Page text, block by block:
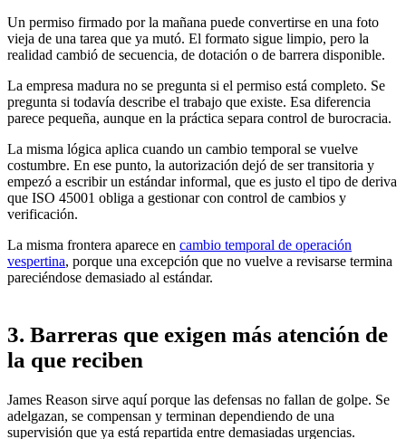
Un permiso firmado por la mañana puede convertirse en una foto
vieja de una tarea que ya mutó. El formato sigue limpio, pero la
realidad cambió de secuencia, de dotación o de barrera disponible.
La empresa madura no se pregunta si el permiso está completo. Se
pregunta si todavía describe el trabajo que existe. Esa diferencia
parece pequeña, aunque en la práctica separa control de burocracia.
La misma lógica aplica cuando un cambio temporal se vuelve
costumbre. En ese punto, la autorización dejó de ser transitoria y
empezó a escribir un estándar informal, que es justo el tipo de deriva
que ISO 45001 obliga a gestionar con control de cambios y
verificación.
La misma frontera aparece en cambio temporal de operación
vespertina, porque una excepción que no vuelve a revisarse termina
pareciéndose demasiado al estándar.
3. Barreras que exigen más atención de
la que reciben
James Reason sirve aquí porque las defensas no fallan de golpe. Se
adelgazan, se compensan y terminan dependiendo de una
supervisión que ya está repartida entre demasiadas urgencias.